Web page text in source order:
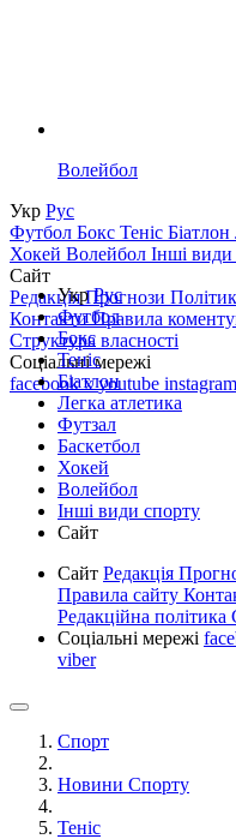
Волейбол
Укр Рус
Футбол Бокс Теніс Біатлон
Хокей Волейбол Інші
Сайт
РедакціяПрогнози
КонтактиПравила
Структура власності
Соціальні мережі
facebookxyoutube instagram
УкрРус
Футбол
Бокс
Теніс
Біатлон
Легка атлетика
Футзал
Баскетбол
Хокей
Волейбол
Інші види спорту
Сайт
Сайт Редакція
Правила сайту
Редакційна політика
Соціальні мережі
viber
Спорт
Новини Спорту
Теніс